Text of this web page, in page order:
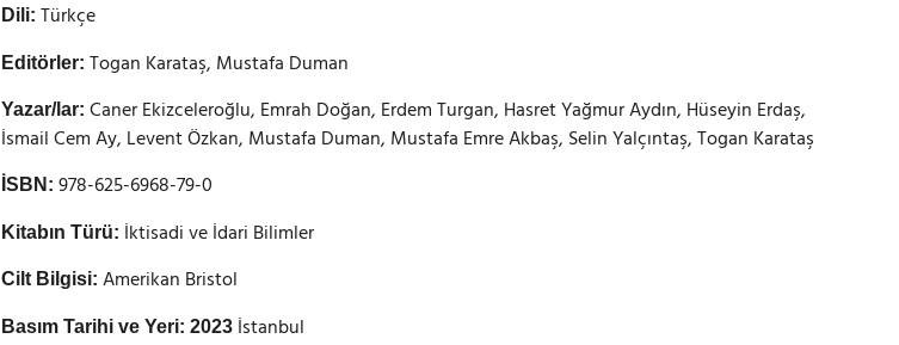
Dili: Türkçe
Editörler: Togan Karataş, Mustafa Duman
Yazar/lar: Caner Ekizceleroğlu, Emrah Doğan, Erdem Turgan, Hasret Yağmur Aydın, Hüseyin Erdaş,
İsmail Cem Ay, Levent Özkan, Mustafa Duman, Mustafa Emre Akbaş, Selin Yalçıntaş, Togan Karataş
İSBN: 978-625-6968-79-0
Kitabın Türü: İktisadi ve İdari Bilimler
Cilt Bilgisi: Amerikan Bristol
Basım Tarihi ve Yeri: 2023 İstanbul